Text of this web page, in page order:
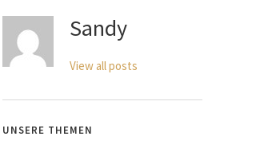
Sandy
View all posts
UNSERE THEMEN